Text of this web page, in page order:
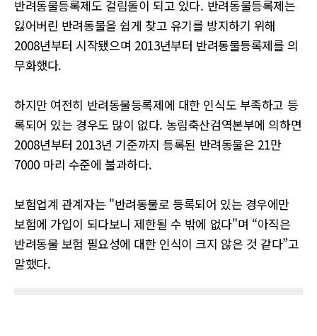
반려동물등록제도 걸림돌이 되고 있다. 반려동물등록제는
잃어버린 반려동물을 쉽게 찾고 유기를 방지하기 위해
2008년부터 시작됐으며 2013년부터 반려동물등록제를 의
무화했다.
하지만 여전히 반려동물등록제에 대한 인식도 부족하고 등
록되어 있는 경우도 많이 없다. 농림축산검역본부에 의하면
2008년부터 2013년 기준까지 등록된 반려동물은 21만
7000 마리 수준에 불과하다.
보험업계 관계자는 "반려동물로 등록되어 있는 경우에만
보험에 가입이 되다보니 제한될 수 밖에 없다"며 “아직은
반려동물 보험 필요성에 대한 인식이 크지 않은 것 같다”고
말했다.